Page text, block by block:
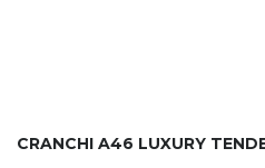
CRANCHI A46 LUXURY